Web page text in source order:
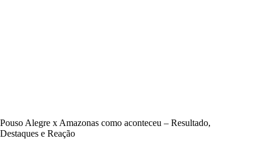
Pouso Alegre x Amazonas como aconteceu – Resultado,
Destaques e Reação